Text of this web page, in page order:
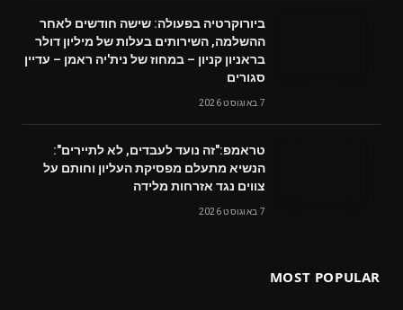
ביורוקרטיה בפעולה: שישה חודשים לאחר
ההשלמה, השירותים בעלות של מיליון דולר
בראניון קניון – במחוז של נית'יה ראמן – עדיין
סגורים
7 באוגוסט 2026
טראמפ:"זה נועד לעבדים, לא לתיירים":
הנשיא מתעלם מפסיקת העליון וחותם על
צווים נגד אזרחות מלידה
7 באוגוסט 2026
MOST POPULAR